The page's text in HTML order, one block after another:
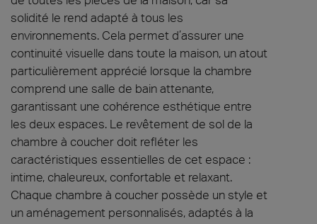
solidité le rend adapté à tous les
environnements. Cela permet d’assurer une
continuité visuelle dans toute la maison, un atout
particulièrement apprécié lorsque la chambre
comprend une salle de bain attenante,
garantissant une cohérence esthétique entre
les deux espaces. Le revêtement de sol de la
chambre à coucher doit refléter les
caractéristiques essentielles de cet espace :
intime, chaleureux, confortable et relaxant.
Chaque chambre à coucher possède un style et
un aménagement personnalisés, adaptés à la